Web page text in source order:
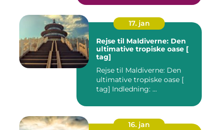
17. jan
Rejse til Maldiverne: Den
ultimative tropiske oase [
tag]
Rejse til Maldiverne: Den
ultimative tropiske oase [
tag] Indledning: ...
16. jan